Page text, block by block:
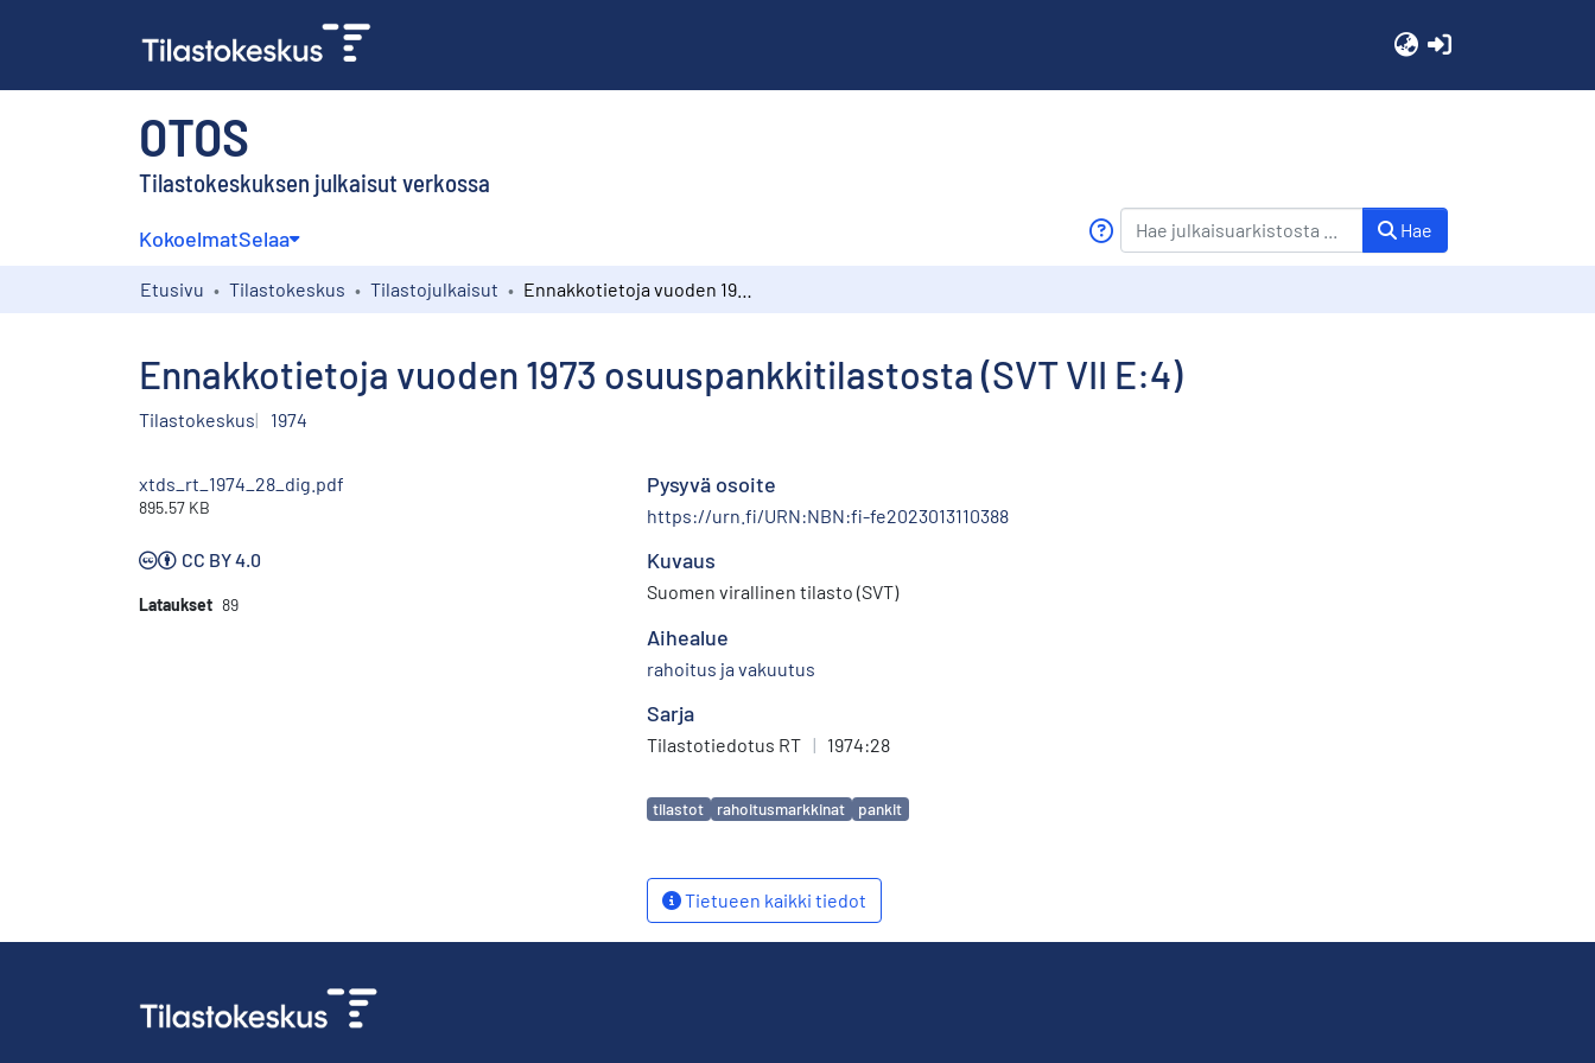
OTOS
Tilastokeskuksen julkaisut verkossa
KokoelmatSelaa Hae
Etusivu Tilastokeskus Tilastojulkaisut
Ennakkotietoja vuoden 1973 osuuspankkitilastosta (SVT VII E:4)
Tilastokeskus 1974
xtds_rt_1974_28_dig.pdf
895.57 KB
CC BY 4.0
Lataukset 89
Pysyvä osoite
https://urn.fi/URN:NBN:fi-fe2023013110388
Kuvaus
Suomen virallinen tilasto (SVT)
Aihealue
rahoitus ja vakuutus
Sarja
Tilastotiedotus RT | 1974:28
Avainsanat
tilastot rahoitusmarkkinat pankit
Tietueen kaikki tiedot